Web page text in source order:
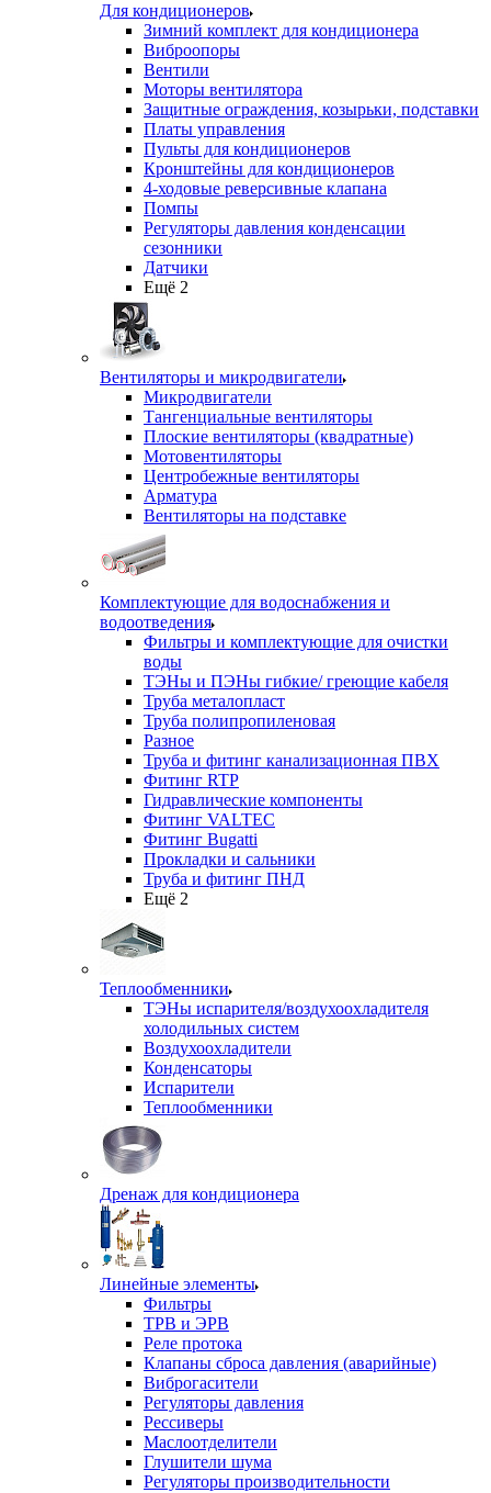
Для кондиционеров
Зимний комплект для кондиционера
Виброопоры
Вентили
Моторы вентилятора
Защитные ограждения, козырьки, подставки
Платы управления
Пульты для кондиционеров
Кронштейны для кондиционеров
4-ходовые реверсивные клапана
Помпы
Регуляторы давления конденсации
сезонники
Датчики
Ещё 2
Вентиляторы и микродвигатели
Микродвигатели
Тангенциальные вентиляторы
Плоские вентиляторы (квадратные)
Мотовентиляторы
Центробежные вентиляторы
Арматура
Вентиляторы на подставке
Комплектующие для водоснабжения и
водоотведения
Фильтры и комплектующие для очистки
воды
ТЭНы и ПЭНы гибкие/ греющие кабеля
Труба металопласт
Труба полипропиленовая
Разное
Труба и фитинг канализационная ПВХ
Фитинг RTP
Гидравлические компоненты
Фитинг VALTEC
Фитинг Bugatti
Прокладки и сальники
Труба и фитинг ПНД
Ещё 2
Теплообменники
ТЭНы испарителя/воздухоохладителя
холодильных систем
Воздухоохладители
Конденсаторы
Испарители
Теплообменники
Дренаж для кондиционера
Линейные элементы
Фильтры
ТРВ и ЭРВ
Реле протока
Клапаны сброса давления (аварийные)
Виброгасители
Регуляторы давления
Рессиверы
Маслоотделители
Глушители шума
Регуляторы производительности